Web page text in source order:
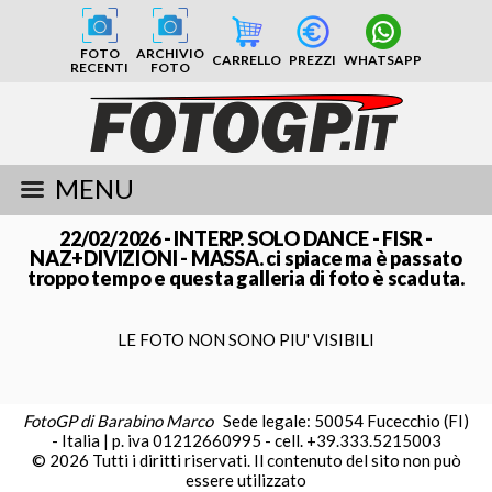
FOTO
RECENTI
ARCHIVIO
FOTO
CARRELLO PREZZI WHATSAPP
MENU
22/02/2026 - INTERP. SOLO DANCE - FISR -
NAZ+DIVIZIONI - MASSA. ci spiace ma è passato
troppo tempo e questa galleria di foto è scaduta.
LE FOTO NON SONO PIU' VISIBILI
FotoGP di Barabino Marco Sede legale: 50054 Fucecchio (FI)
- Italia | p. iva 01212660995 - cell. +39.333.5215003
© 2026 Tutti i diritti riservati. Il contenuto del sito non può
essere utilizzato